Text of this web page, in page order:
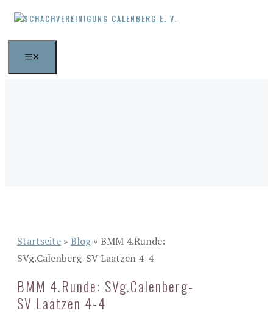
Zum
Startseite » Blog» BMM 4.Runde:
SVg.Calenberg-SV Laatzen 4-4
BMM 4.Runde: SVg.Calenberg-
SV Laatzen 4-4